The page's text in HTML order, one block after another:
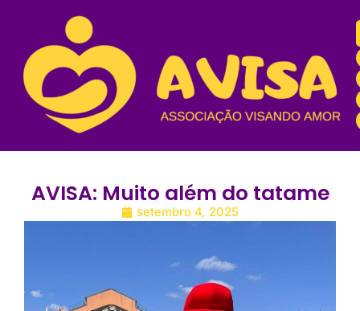
AVISA: Muito além do tatame
setembro 4, 2025